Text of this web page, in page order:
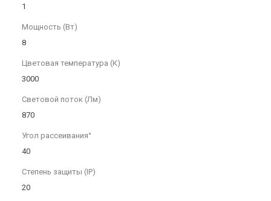
1
Мощность (Вт)
8
Цветовая температура (К)
3000
Световой поток (Лм)
870
Угол рассеивания°
40
Степень защиты (IP)
20